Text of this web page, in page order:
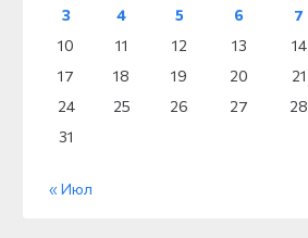
3
4 5 6 7
10
11 12 13 14
17
18 19 20 21
24
25 26 27 28
31
« Июл